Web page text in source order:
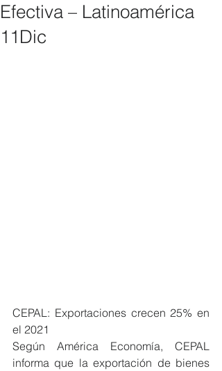
Efectiva – Latinoamérica
11Dic
CEPAL: Exportaciones crecen 25% en
el 2021
Según América Economía, CEPAL
informa que la exportación de bienes